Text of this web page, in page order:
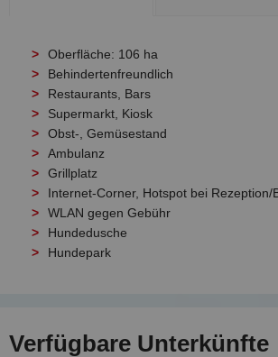
Oberfläche: 106 ha
Behindertenfreundlich
Restaurants, Bars
Supermarkt, Kiosk
Obst-, Gemüsestand
Ambulanz
Grillplatz
Internet-Corner, Hotspot bei Rezeption/
WLAN gegen Gebühr
Hundedusche
Hundepark
Verfügbare Unterkünfte